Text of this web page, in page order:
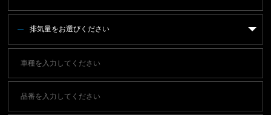
排気量をお選びください